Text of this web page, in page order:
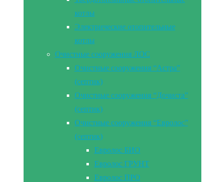
котлы
Электрические отопительные
котлы
Очистные сооружения ЛОС
Очистные сооружения “Астра”
(септик)
Очистные сооружения “Дочиста”
(септик)
Очистные сооружения “Евролос”
(септик)
Евролос БИО
Евролос ГРУНТ
Евролос ПРО